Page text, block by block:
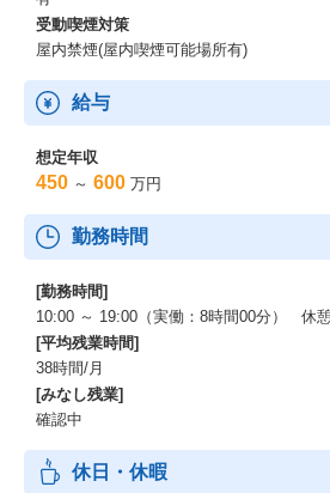
受動喫煙対策
屋内禁煙(屋内喫煙可能場所有)
給与
想定年収
450 ～ 600 万円
勤務時間
[勤務時間]
10:00 ～ 19:00（実働：8時間00分） 休
[平均残業時間]
38時間/月
[みなし残業]
確認中
休日・休暇